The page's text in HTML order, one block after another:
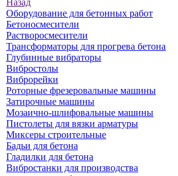
Назад
Оборудование для бетонных работ
Бетоносмесители
Растворосмесители
Трансформаторы для прогрева бетона
Глубинные вибраторы
Вибростолы
Виброрейки
Роторные фрезеровальные машины
Затирочные машины
Мозаично-шлифовальные машины
Пистолеты для вязки арматуры
Миксеры строительные
Бадьи для бетона
Гладилки для бетона
Вибростанки для производства